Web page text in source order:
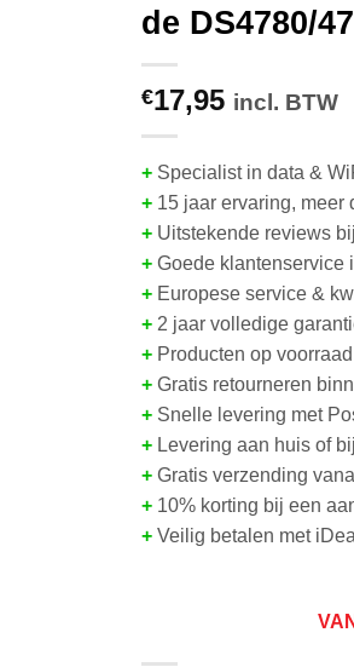
de DS4780/
€17,95 incl. BTW
+ Specialist in data &
+ 15 jaar ervaring, meer
+ Uitstekende reviews
+ Goede klantenservice
+ Europese service &
+ 2 jaar volledige
+ Producten op
+ Gratis retourneren
+ Snelle levering met
+ Levering aan huis of
+ Gratis verzending
+ 10% korting bij een
+ Veilig betalen met